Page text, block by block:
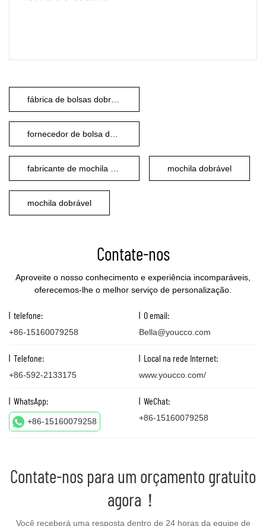
mochila dobrável
mochila dobrável
Contate-nos
Aproveite o nosso conhecimento e experiência incomparáveis,
oferecemos-lhe o melhor serviço de personalização.
telefone:
+86-15160079258
O email:
Bella@youcco.com
Telefone:
+86-592-2133175
Local na rede Internet:
www.youcco.com/
WhatsApp:
+86-15160079258
WeChat:
+86-15160079258
Contate-nos para um orçamento gratuito
agora！
Você receberá uma resposta dentro de 24 horas da equipe de